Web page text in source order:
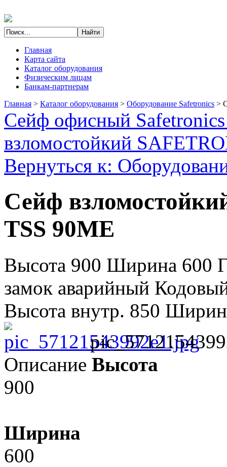
Главная
Карта сайта
Каталог оборудования
Физическим лицам
Банкам-партнерам
Главная > Каталог оборудования > Оборудование Safetronics >
Сейф офисный
взломостойкий
Вернуться к:
Сейф
TSS 90ME
Высота 900 Ширина 600
замок аварийный
Высота внутр. 850
Описание Высота
900
Ширина
600